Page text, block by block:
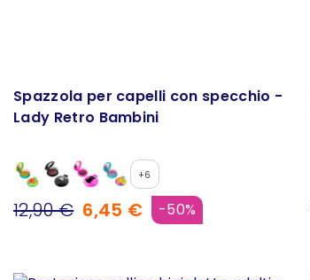
Spazzola per capelli con specchio -
Lady Retro Bambini
+6
12,90 € 6,45 € -50%